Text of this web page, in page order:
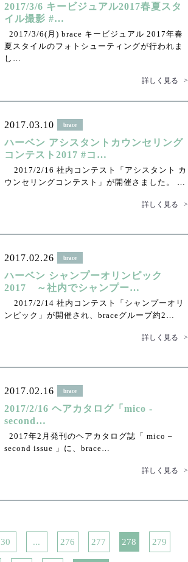
2017/3/6 キービジュアル2017春夏スタ
イル撮影 #…
2017/3/6(月) brace キービジュアル 2017年春
夏スタイルのフォトシューティングが行われま
し…
詳しく見る >
2017.03.10 brace
ハーベン アシスタントカウンセリング
コンテスト2017 #コ…
2017/2/16 社内コンテスト「アシスタント カ
ウンセリングコンテスト」が開催さました。 …
詳しく見る >
2017.02.26 brace
ハーベン シャンプーオリンピック
2017 ～社内でシャンプー…
2017/2/14 社内コンテスト「シャンプーオリ
ンピック」が開催され、braceグループ約2…
詳しく見る >
2017.02.16 brace
2017/2/16 ヘアカタログ「mico -
second…
2017年2月発刊のヘアカタログ誌「 mico –
second issue 」に、brace…
詳しく見る >
30 ... 276 277 278 279